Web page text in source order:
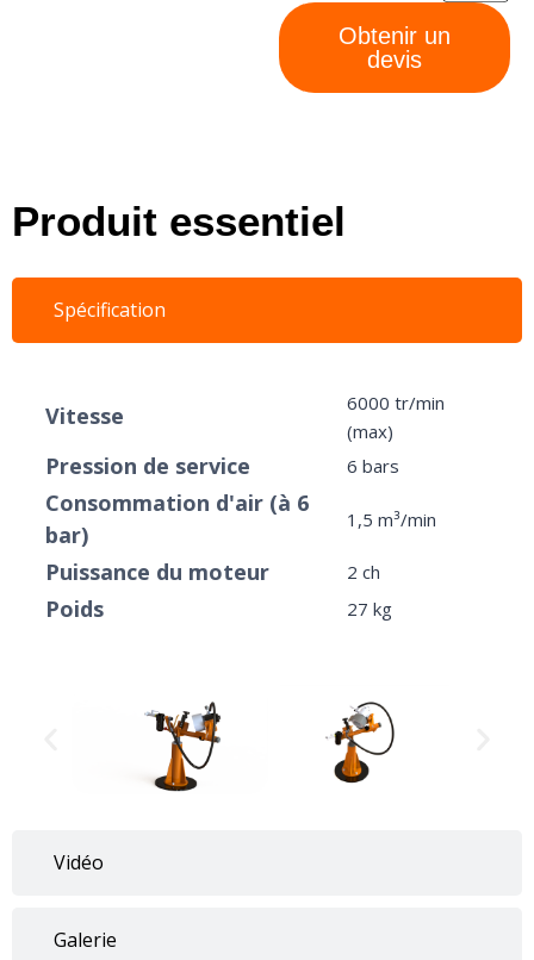
Obtenir un
devis
Produit essentiel
Spécification
Vidéo
Galerie
Vitesse
6000 tr/min
(max)
Pression de service 6 bars
Consommation d'air (à 6
bar)
1,5 m³/min
Puissance du moteur 2 ch
Poids 27 kg